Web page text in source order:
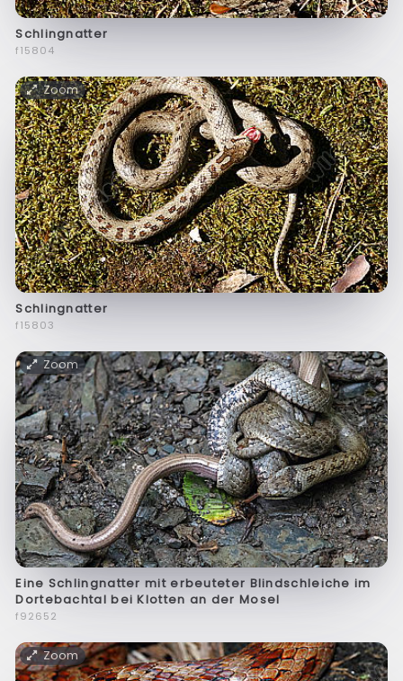
Schlingnatter
f15804
Zoom
Schlingnatter
f15803
Zoom
Eine Schlingnatter mit erbeuteter Blindschleiche im
Dortebachtal bei Klotten an der Mosel
f92652
Zoom